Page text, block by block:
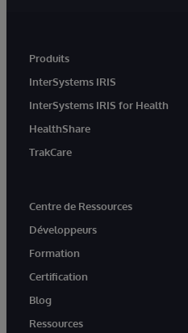
Produits
InterSystems IRIS
InterSystems IRIS for Health
HealthShare
TrakCare
Centre de Ressources
Développeurs
Formation
Certification
Blog
Ressources